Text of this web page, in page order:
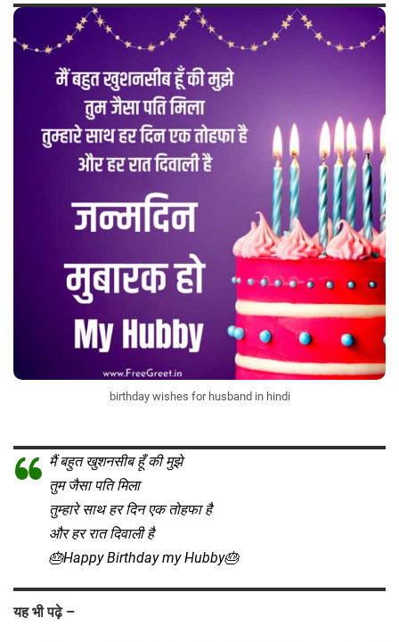
birthday wishes for husband in hindi
मैं बहुत खुशनसीब हूँ की मुझे
तुम जैसा पति मिला
तुम्हारे साथ हर दिन एक तोहफा है
और हर रात दिवाली है
🎂Happy Birthday my Hubby🎂
यह भी पढ़े –